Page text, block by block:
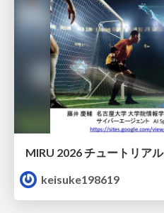
MIRU 2026 チュートリアル
keisuke198619